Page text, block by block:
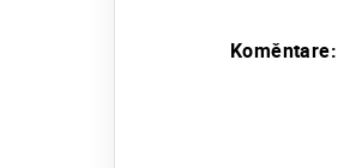
Koměntare: